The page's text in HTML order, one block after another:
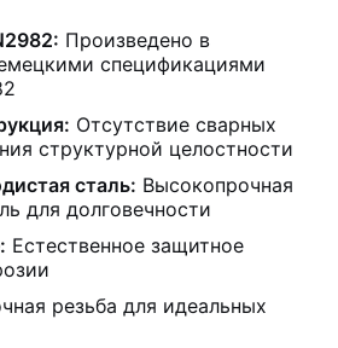
Произведено в
спецификациями
Отсутствие сварных
структурной целостности
сталь: Высокопрочная
для долговечности
Естественное защитное
резьба для идеальных